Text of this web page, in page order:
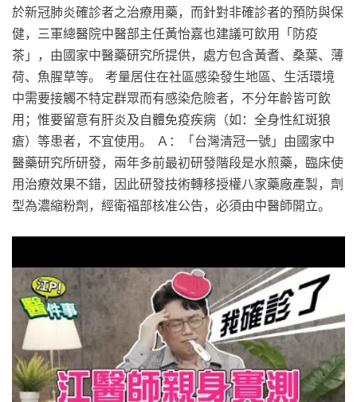
於新冠肺炎確診者之治療用藥，而針對非確診者的預防與保
健，三軍總醫院中醫部主任黃怡嘉也建議可飲用「防疫
茶」，由國家中醫藥研究所提供，處方包含黃耆、桑葉、薄
荷、魚腥草等。 考量居住在社區感染發生地區、生活環境
中需要接觸不特定群眾而有感染危險者，不分年齡皆可飲
用；惟要留意有肝炎及自體免疫疾病（如：全身性紅斑狼
瘡）等患者，不宜使用。 Ａ：「台灣清冠一號」由國家中
醫藥研究所研發，兩年多前最初研發階段是水煎藥，臨床使
用治療效果不錯，因此研發技術轉移授權八家藥廠產製，劑
型為濃縮粉劑，經衛福部核准公告，必須由中醫師開立。